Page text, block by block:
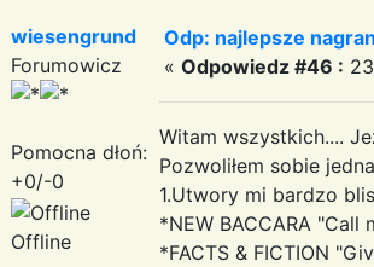
wiesengrund
Forumowicz
Pomocna dłoń:
+0/-0
Offline
Odp: najlepsze
« Odpowiedz #46 :
Witam wszystkich....
Pozwoliłem sobie
1.Utwory mi bardzo
*NEW BACCARA "Call
*FACTS & FICTION